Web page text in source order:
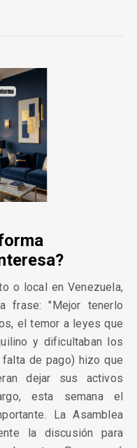
o local en Venezuela,
frase: "Mejor tenerlo
el temor a leyes que
y dificultaban los
de pago) hizo que
dejar sus activos
esta semana el
La Asamblea
la discusión para